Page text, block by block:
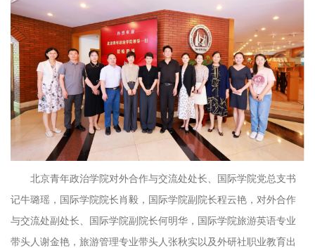
北京青年政治学院对外合作与交流处处长、国际学院党总支书
记牛璐瑶，国际学院院长肖毅，国际学院副院长程云艳，对外合作
与交流处副处长、国际学院副院长何明华，国际学院旅游英语专业
带头人谢金艳，旅游管理专业带头人张秋实以及外研社职业教育出